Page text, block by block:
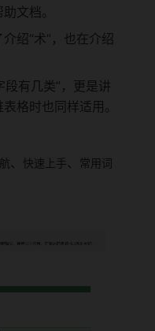
文档。
绍“术”，也在介绍
段有几类”，更是讲
格时也同样适用。
、 快速上手、
常用词